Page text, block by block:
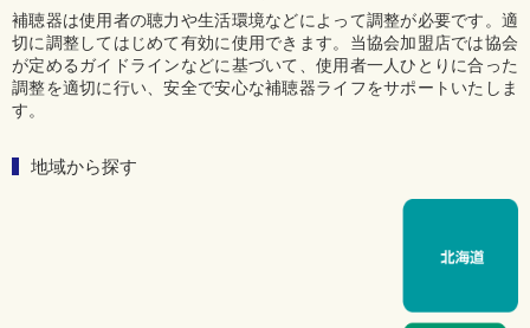
補聴器は使用者の聴力や生活環境などによって調整が必要です。適
切に調整してはじめて有効に使用できます。当協会加盟店では協会
が定めるガイドラインなどに基づいて、使用者一人ひとりに合った
調整を適切に行い、安全で安心な補聴器ライフをサポートいたしま
す。
地域から探す